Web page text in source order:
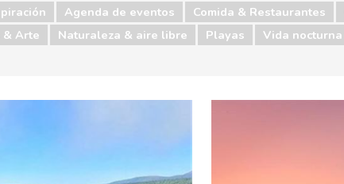
Agenda de eventos Comida & Restaurantes
& Arte Naturaleza & aire libre Playas Vida